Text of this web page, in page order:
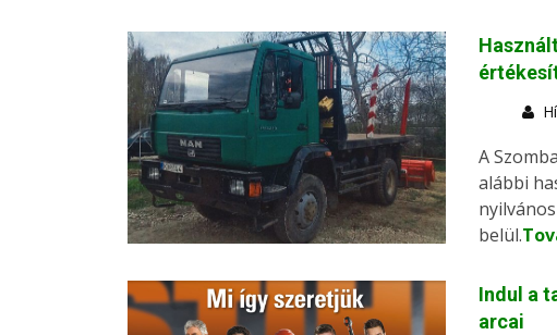
A
alábbi
belül.
Indul a
arcai